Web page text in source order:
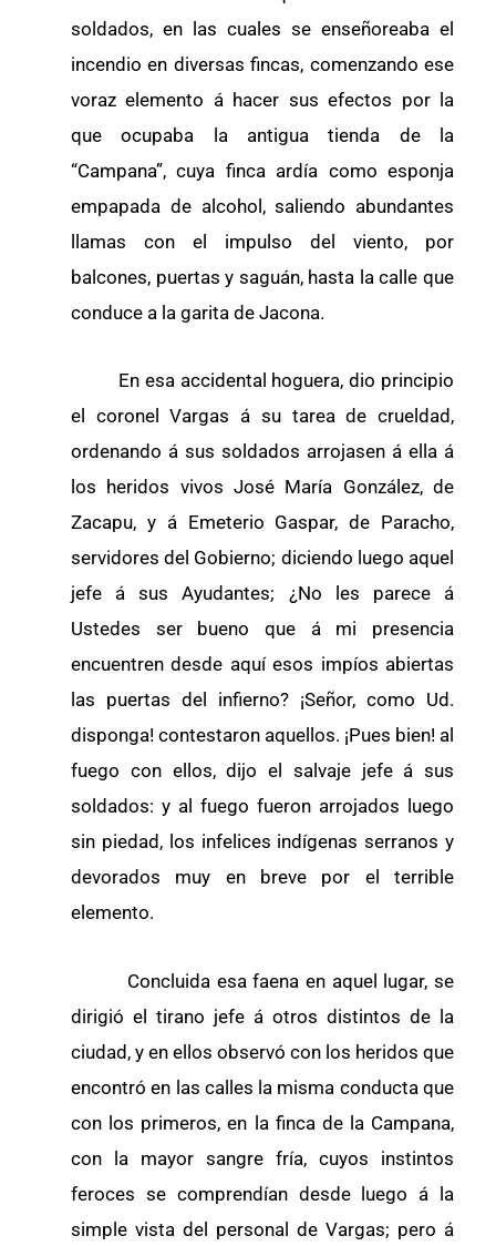
soldados, en las cuales se enseñoreaba el
incendio en diversas fincas, comenzando ese
voraz elemento á hacer sus efectos por la
que ocupaba la antigua tienda de la
“Campana”, cuya finca ardía como esponja
empapada de alcohol, saliendo abundantes
llamas con el impulso del viento, por
balcones, puertas y saguán, hasta la calle que
conduce a la garita de Jacona.
En esa accidental hoguera, dio principio
el coronel Vargas á su tarea de crueldad,
ordenando á sus soldados arrojasen á ella á
los heridos vivos José María González, de
Zacapu, y á Emeterio Gaspar, de Paracho,
servidores del Gobierno; diciendo luego aquel
jefe á sus Ayudantes; ¿No les parece á
Ustedes ser bueno que á mi presencia
encuentren desde aquí esos impíos abiertas
las puertas del infierno? ¡Señor, como Ud.
disponga! contestaron aquellos. ¡Pues bien! al
fuego con ellos, dijo el salvaje jefe á sus
soldados: y al fuego fueron arrojados luego
sin piedad, los infelices indígenas serranos y
devorados muy en breve por el terrible
elemento.
Concluida esa faena en aquel lugar, se
dirigió el tirano jefe á otros distintos de la
ciudad, y en ellos observó con los heridos que
encontró en las calles la misma conducta que
con los primeros, en la finca de la Campana,
con la mayor sangre fría, cuyos instintos
feroces se comprendían desde luego á la
simple vista del personal de Vargas; pero á